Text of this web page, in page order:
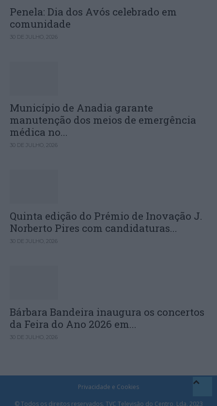
Penela: Dia dos Avós celebrado em
comunidade
30 DE JULHO, 2026
Município de Anadia garante
manutenção dos meios de emergência
médica no...
30 DE JULHO, 2026
Quinta edição do Prémio de Inovação J.
Norberto Pires com candidaturas...
30 DE JULHO, 2026
Bárbara Bandeira inaugura os concertos
da Feira do Ano 2026 em...
30 DE JULHO, 2026
Privacidade e Cookies
© Todos os direitos reservados. TVC Televisão do Centro, Lda. 2023